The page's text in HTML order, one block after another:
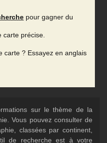
pour gagner du
carte précise.
carte ? Essayez en anglais
sur le thème de la
Vous pouvez consulter de
classées par continent,
de recherche est à votre